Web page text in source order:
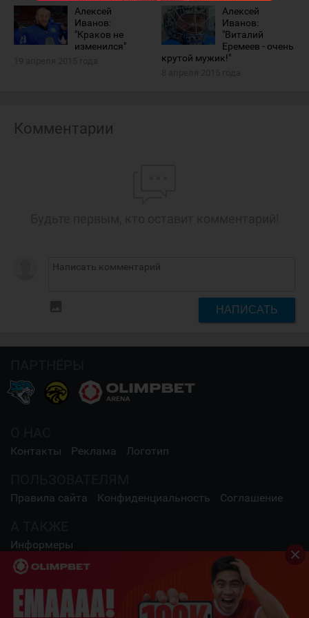
Алексей
Иванов:
"Краков не
изменился"
Алексей
Иванов:
"Виталий
Еремеев - очень
крутой мужик!"
Комментарии
НАПИСАТЬ
Контакты Реклама Логотип
Правила сайта Конфиденциальность Соглашение
Информеры
СОЦИАЛЬНЫЕ СЕТИ